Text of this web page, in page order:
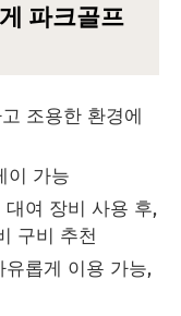
파크골프
조용한 환경에
이 가능
대여 장비 사용 후,
구비 추천
유롭게 이용 가능,